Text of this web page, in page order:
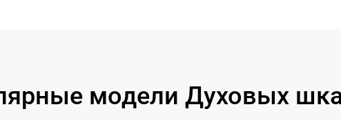
модели Духовых